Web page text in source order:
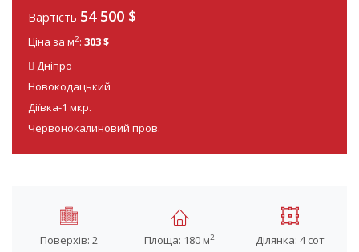
Вартість 54 500 $
Ціна за м2: 303 $
Дніпро
Новокодацький
Діївка-1 мкр.
Червонокалиновий пров.
Поверхів: 2 Площа: 180 м2 Ділянка: 4 сот